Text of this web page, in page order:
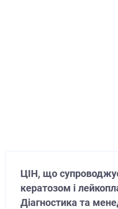
ЦІН, що
кератозом і
Діагностика та